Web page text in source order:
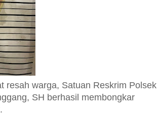
resah warga, Satuan Reskrim Polsek
SH berhasil membongkar